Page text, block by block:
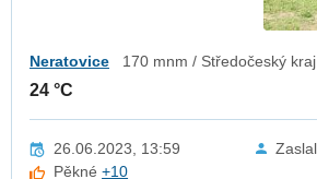
Neratovice 170 mnm / Středočeský kraj
24 °C
26.06.2023, 13:59
Pěkné+10